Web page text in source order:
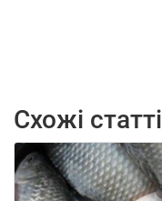
Схожі статті